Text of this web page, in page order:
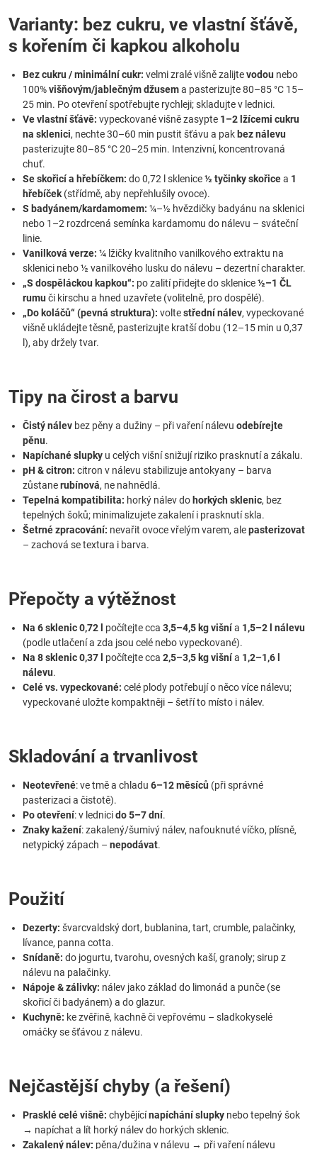
Varianty: bez cukru, ve vlastní šťávě,
s kořením či kapkou alkoholu
Bez cukru / minimální cukr: velmi zralé višně zalijtevodou nebo
100%višňovým/jablečným džusema pasterizujte 80–85 °C 15–
25 min. Po otevření spotřebujte rychleji; skladujte v lednici.
Ve vlastní šťávě: vypeckované višně zasypte 1–2 lžícemi cukru
na sklenici, nechte 30–60 min pustit šťávu a pak bez nálevu
pasterizujte 80–85 °C 20–25 min. Intenzivní, koncentrovaná
chuť.
Se skořicí a hřebíčkem: do 0,72 l sklenice½ tyčinky skořicea 1
hřebíček (střídmě, aby nepřehlušily ovoce).
S badyánem/kardamomem: ¼–½ hvězdičky badyánu na sklenici
nebo 1–2 rozdrcená semínka kardamomu do nálevu – sváteční
linie.
Vanilková verze: ¼ lžičky kvalitního vanilkového extraktu na
sklenici nebo ½ vanilkového lusku do nálevu – dezertní charakter.
„S dospěláckou kapkou“: po zalití přidejte do sklenice½–1 ČL
rumu či kirschu a hned uzavřete (volitelně, pro dospělé).
„Do koláčů“ (pevná struktura): voltestřední nálev, vypeckované
višně ukládejte těsně, pasterizujte kratší dobu (12–15 min u 0,37
l), aby držely tvar.
Tipy na čirost a barvu
Čistý nálev bez pěny a dužiny – při vaření nálevu odebírejte
pěnu.
Napíchané slupky u celých višní snižují riziko prasknutí a zákalu.
pH & citron: citron v nálevu stabilizuje antokyany – barva
zůstanerubínová, ne nahnědlá.
Tepelná kompatibilita: horký nálev do horkých sklenic, bez
tepelných šoků; minimalizujete zakalení i prasknutí skla.
Šetrné zpracování: nevařit ovoce vřelým varem, alepasterizovat
– zachová se textura i barva.
Přepočty a výtěžnost
Na 6 sklenic 0,72 l počítejte cca 3,5–4,5 kg višnía 1,5–2 l nálevu
(podle utlačení a zda jsou celé nebo vypeckované).
Na 8 sklenic 0,37 l
počítejte cca 2,5–3,5 kg višnía 1,2–1,6 l
nálevu.
Celé vs. vypeckované: celé plody potřebují o něco více nálevu;
vypeckované uložte kompaktněji – šetří to místo i nálev.
Skladování a trvanlivost
Neotevřené: ve tmě a chladu 6–12 měsíců (při správné
pasterizaci a čistotě).
Po otevření: v lednicido 5–7 dní.
Znaky kažení: zakalený/šumivý nálev, nafouknuté víčko, plísně,
netypický zápach – nepodávat.
Použití
Dezerty: švarcvaldský dort, bublanina, tart, crumble, palačinky,
lívance, panna cotta.
Snídaně: do jogurtu, tvarohu, ovesných kaší, granoly; sirup z
nálevu na palačinky.
Nápoje & zálivky: nálev jako základ do limonád a punče (se
skořicí či badyánem) a do glazur.
Kuchyně: ke zvěřině, kachně či vepřovému – sladkokyselé
omáčky se šťávou z nálevu.
Nejčastější chyby (a řešení)
Prasklé celé višně: chybějícínapíchání slupky nebo tepelný šok
→ napíchat a lít horký nálev do horkých sklenic.
Zakalený nálev: pěna/dužina v nálevu → při vaření nálevu